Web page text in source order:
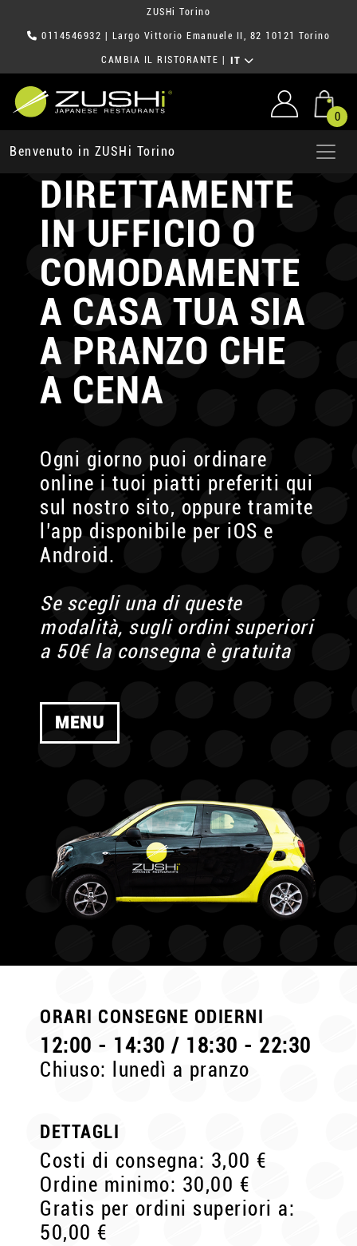
ZUSHi Torino
0114546932 | Largo Vittorio Emanuele II, 82 10121 Torino
CAMBIA IL RISTORANTE IT
0
Benvenuto in ZUSHi Torino
RICEVI ZUSHi
DIRETTAMENTE
IN UFFICIO O
COMODAMENTE
A CASA TUA SIA
A PRANZO CHE
A CENA
Ogni giorno puoi ordinare
online i tuoi piatti preferiti qui
sul nostro sito, oppure tramite
l’app disponibile per iOS e
Android.
Se scegli una di queste
modalità, sugli ordini superiori
a 50€la consegna è gratuita
MENU
ORARI CONSEGNE ODIERNI
12:00 - 14:30 / 18:30 - 22:30
Chiuso: lunedì a pranzo
DETTAGLI
Costi di consegna: 3,00 €
Ordine minimo: 30,00 €
Gratis per ordini superiori a:
50,00 €